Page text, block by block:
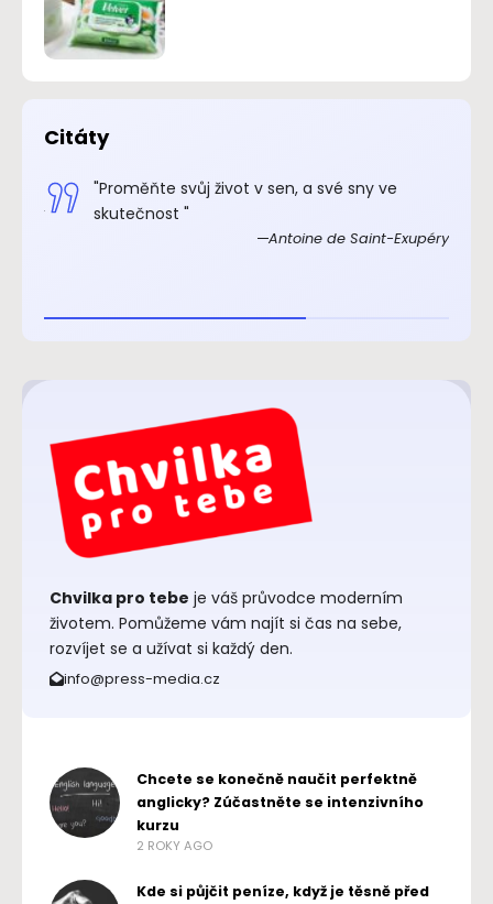
Citáty
"Proměňte svůj život v sen, a své sny ve
skutečnost "
Antoine de Saint-Exupéry
Chvilka pro tebe je váš průvodce moderním
životem. Pomůžeme vám najít si čas na sebe,
rozvíjet se a užívat si každý den.
info@press-media.cz
Chcete se konečně naučit perfektně
anglicky? Zúčastněte se intenzivního
kurzu
2 ROKY AGO
Kde si půjčit peníze, když je těsně před